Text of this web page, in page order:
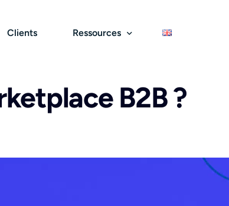
Économie circulaire
Marketplace de
& ventes Croissance & performance
Marketing et
Clients Ressources
Livres blancs
Partenaires
B2B ?